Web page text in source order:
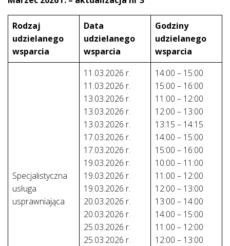
Rodzaj
udzielanego
wsparcia
Data
udzielanego
wsparcia
Godziny
udzielanego
wsparcia
Specjalistyczna
usługa
usprawniająca
11.03.2026 r.
11.03.2026 r.
13.03.2026 r.
13.03.2026 r.
13.03.2026 r.
17.03.2026 r.
17.03.2026 r.
19.03.2026 r.
19.03.2026 r.
19.03.2026 r.
20.03.2026 r.
20.03.2026 r.
25.03.2026 r.
25.03.2026 r.
14:00 – 15:00
15:00 – 16:00
11:00 – 12:00
12:00 – 13:00
13:15 – 14:15
14:00 – 15:00
15:00 – 16:00
10:00 – 11:00
11:00 – 12:00
12:00 – 13:00
13:00 – 14:00
14:00 – 15:00
11:00 – 12:00
12:00 – 13:00